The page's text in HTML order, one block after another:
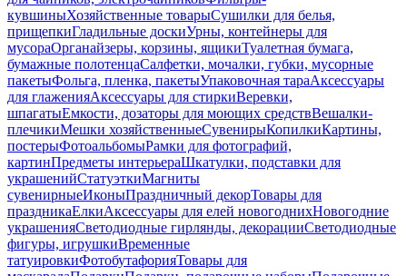
кувшиныХозяйственные товарыСушилки для белья,
прищепкиГладильные доскиУрны, контейнеры для
мусораОрганайзеры, корзины, ящикиТуалетная бумага,
бумажные полотенцаСалфетки, мочалки, губки, мусорные
пакетыФольга, пленка, пакетыУпаковочная тараАксессуары
для глаженияАксессуары для стиркиВеревки,
шпагатыЕмкости, дозаторы для моющих средствВешалки-
плечикиМешки хозяйственныеСувенирыКопилкиКартины,
постерыФотоальбомыРамки для фотографий,
картинПредметы интерьераШкатулки, подставки для
украшенийСтатуэткиМагниты
сувенирныеИконыПраздничный декорТовары для
праздникаЕлкиАксессуары для елей новогоднихНовогодние
украшенияСветодиодные гирлянды, декорацииСветодиодные
фигуры, игрушкиВременные
татуировкиФотобутафорияТовары для